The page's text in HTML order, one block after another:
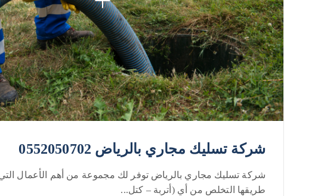
شركة تسليك مجاري بالرياض 0552050702
شركة تسليك مجاري بالرياض توفر لك مجموعة من أهم الأعمال
طريقها التخلص من أي (أتربة – كتل...